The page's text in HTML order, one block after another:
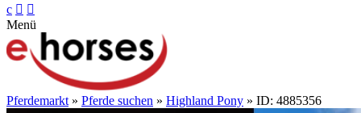
c  
Menü
Pferdemarkt » Pferde suchen » Highland Pony » ID: 4885356